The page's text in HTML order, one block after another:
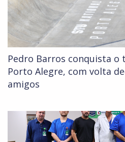
Pedro Barros conquista o
Porto Alegre, com volta
amigos